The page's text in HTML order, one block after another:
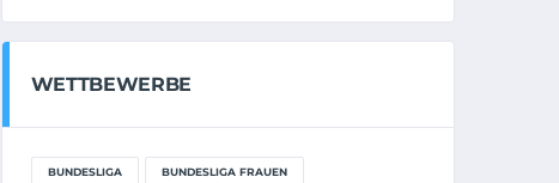
WETTBEWERBE
BUNDESLIGA BUNDESLIGA FRAUEN